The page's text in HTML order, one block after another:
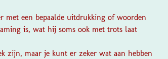
met een bepaalde uitdrukking of woorden
is, wat hij soms ook met trots laat
zijn, maar je kunt er zeker wat aan hebben